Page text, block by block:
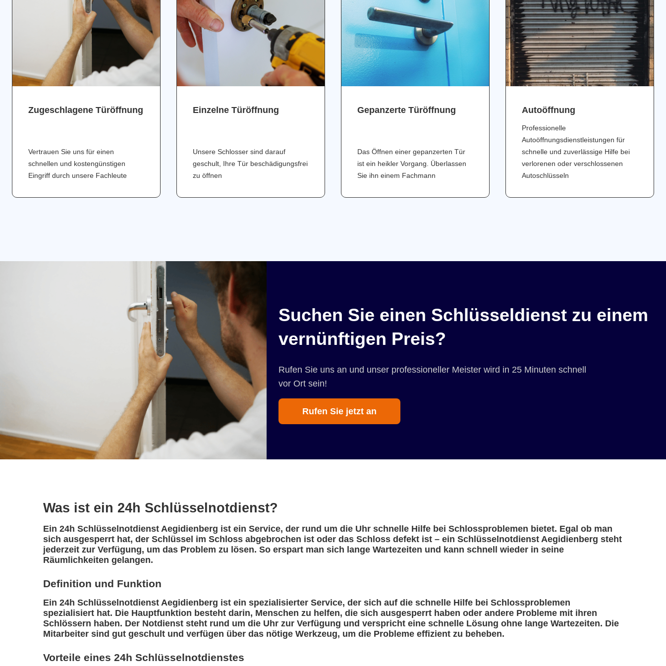
Zugeschlagene Türöffnung
Vertrauen Sie uns für einen
schnellen und kostengünstigen
Eingriff durch unsere Fachleute
Einzelne Türöffnung
Unsere Schlosser sind darauf
geschult, Ihre Tür beschädigungsfrei
zu öffnen
Gepanzerte Türöffnung
Das Öffnen einer gepanzerten Tür
ist ein heikler Vorgang. Überlassen
Sie ihn einem Fachmann
Аutoöffnung
Professionelle
Autoöffnungsdienstleistungen für
schnelle und zuverlässige Hilfe bei
verlorenen oder verschlossenen
Autoschlüsseln
Suchen Sie einen Schlüsseldienst zu einem
vernünftigen Preis?
Rufen Sie uns an und unser professioneller Meister wird in 25 Minuten schnell
vor Ort sein!
Rufen Sie jetzt an
Was ist ein 24h Schlüsselnotdienst?
Ein 24h Schlüsselnotdienst Aegidienberg ist ein Service, der rund um die Uhr schnelle Hilfe bei Schlossproblemen bietet. Egal ob man
sich ausgesperrt hat, der Schlüssel im Schloss abgebrochen ist oder das Schloss defekt ist – ein Schlüsselnotdienst Aegidienberg steht
jederzeit zur Verfügung, um das Problem zu lösen. So erspart man sich lange Wartezeiten und kann schnell wieder in seine
Räumlichkeiten gelangen.
Definition und Funktion
Ein 24h Schlüsselnotdienst Aegidienberg ist ein spezialisierter Service, der sich auf die schnelle Hilfe bei Schlossproblemen
spezialisiert hat. Die Hauptfunktion besteht darin, Menschen zu helfen, die sich ausgesperrt haben oder andere Probleme mit ihren
Schlössern haben. Der Notdienst steht rund um die Uhr zur Verfügung und verspricht eine schnelle Lösung ohne lange Wartezeiten. Die
Mitarbeiter sind gut geschult und verfügen über das nötige Werkzeug, um die Probleme effizient zu beheben.
Vorteile eines 24h Schlüsselnotdienstes